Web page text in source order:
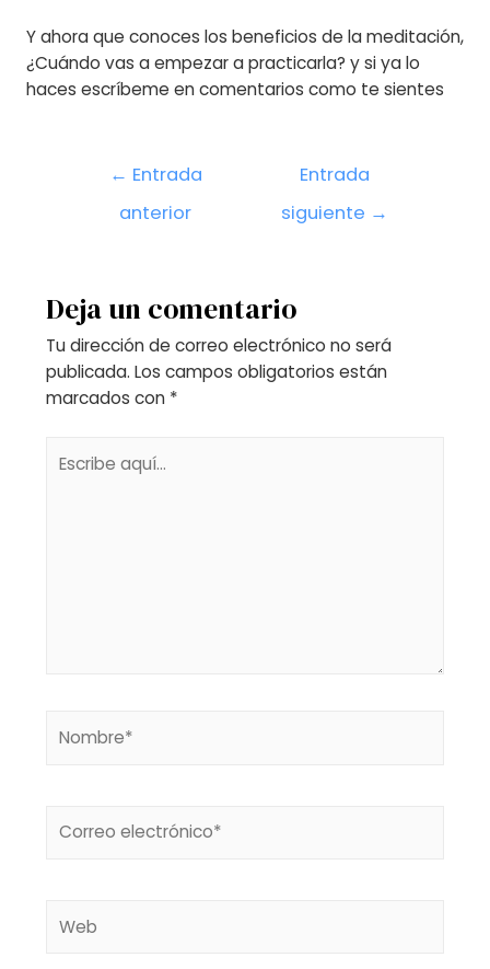
Y ahora que conoces los beneficios de la meditación,
¿Cuándo vas a empezar a practicarla? y si ya lo
haces escríbeme en comentarios como te sientes
Navegación
entradas
← Entrada
anterior
Entrada
siguiente →
Deja un comentario
Tu dirección de correo electrónico no será
publicada. Los campos obligatorios están
marcados con *
aquí...
electrónico*